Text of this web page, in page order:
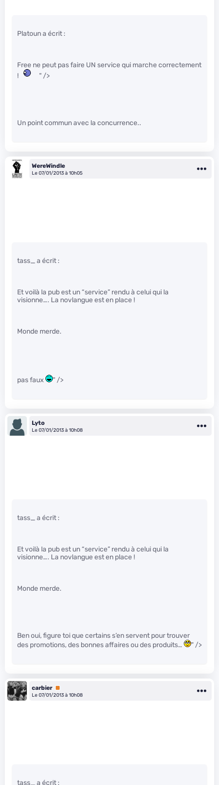
Platoun a écrit :
Free ne peut pas faire UN service qui marche correctement
!
" />
Un point commun avec la concurrence..
WereWindle
Le 07/01/2013 à 10h05
tass_ a écrit :
Et voilà la pub est un “service” rendu à celui qui la
visionne…. La novlangue est en place !
Monde merde.
pas faux " />
Lyto
Le 07/01/2013 à 10h08
tass_ a écrit :
Et voilà la pub est un “service” rendu à celui qui la
visionne…. La novlangue est en place !
Monde merde.
Ben oui, figure toi que certains s’en servent pour trouver
des promotions, des bonnes affaires ou des produits…
" />
carbier Premium
Le 07/01/2013 à 10h08
tass_ a écrit :